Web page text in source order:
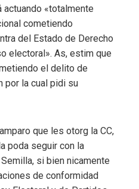
«totalmente
cometiendo
del Estado de Derecho
electoral». As, estim que
el delito de
por la cual pidi su
que les otorg la CC,
poda seguir con la
si bien nicamente
de conformidad